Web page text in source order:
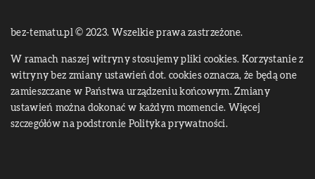
bez-tematu.pl © 2023. Wszelkie prawa zastrzeżone.
W ramach naszej witryny stosujemy pliki cookies. Korzystanie z
witryny bez zmiany ustawień dot. cookies oznacza, że będą one
zamieszczane w Państwa urządzeniu końcowym. Zmiany
ustawień można dokonać w każdym momencie. Więcej
szczegółów na podstronie Polityka prywatności.